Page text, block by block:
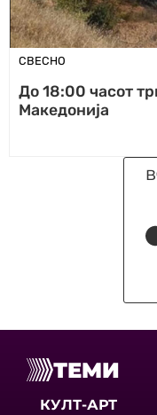
СВЕСНО
До 18:00 часот
Македонија
ТЕМИ
КУЛТ-АРТ